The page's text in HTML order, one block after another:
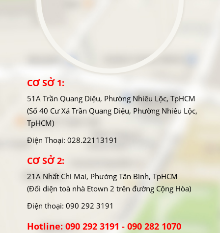
CƠ SỞ 1:
51A Trần Quang Diệu, Phường Nhiêu Lộc, TpHCM
(Số 40 Cư Xá Trần Quang Diệu, Phường Nhiêu Lộc,
TpHCM)
Điện Thoại: 028.22113191
CƠ SỞ 2:
21A Nhất Chi Mai, Phường Tân Bình, TpHCM
(Đối diện toà nhà Etown 2 trên đường Cộng Hòa)
Điện thoại: 090 292 3191
Hotline: 090 292 3191 - 090 282 1070